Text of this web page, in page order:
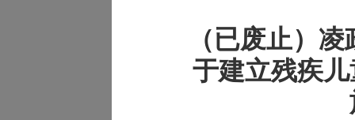
（已废止）
于建立残疾